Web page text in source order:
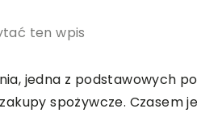
ten wpis
jedna z podstawowych
spożywcze. Czasem